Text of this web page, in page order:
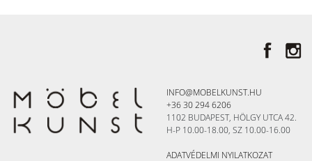
INFO@MOBELKUNST.HU
+36 30 294 6206
1102 BUDAPEST, HÖLGY UTCA 42.
H-P 10.00-18.00, SZ 10.00-16.00
ADATVÉDELMI NYILATKOZAT